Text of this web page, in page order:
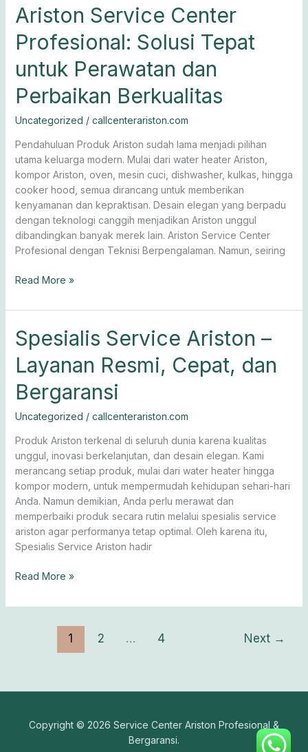
Ariston Service Center
Profesional: Solusi Tepat
untuk Perawatan dan
Perbaikan Berkualitas
Uncategorized / callcenterariston.com
Pendahuluan Produk Ariston sudah lama menjadi pilihan
utama keluarga modern. Mulai dari water heater Ariston,
kompor Ariston, oven, mesin cuci, dishwasher, kulkas, hingga
cooker hood, semua dirancang untuk memberikan
kenyamanan dan kepraktisan. Desain elegan yang berpadu
dengan teknologi canggih menjadikan Ariston unggul
dibandingkan banyak merek lain. Ariston Service Center
Profesional dengan Teknisi Berpengalaman. Namun, seiring
Ariston
Service
Center
Solusi
untuk
Perawatan
Perbaikan
Berkualitas
Read More »
Spesialis Service Ariston –
Layanan Resmi, Cepat, dan
Bergaransi
Uncategorized / callcenterariston.com
Produk Ariston terkenal di seluruh dunia karena kualitas
unggul, inovasi berkelanjutan, dan desain elegan. Kami
merancang setiap produk, mulai dari water heater hingga
kompor modern, untuk mempermudah kehidupan sehari-hari
Anda. Namun demikian, Anda perlu merawat dan
memperbaiki produk secara rutin melalui spesialis service
ariston agar performanya tetap optimal. Oleh karena itu,
Spesialis Service Ariston hadir
Spesialis
Service
Ariston
Layanan
Cepat,
dan
Bergaransi
Read More »
1 2 … 4 Next →
Copyright © 2026 Service Center Ariston Profesional &
Bergaransi.